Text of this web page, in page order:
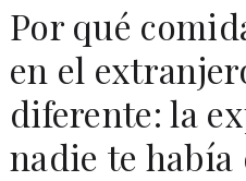
Por qué
en el
diferente: la
nadie te había